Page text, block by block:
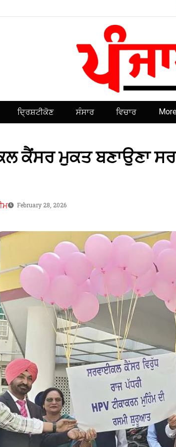
ਦ੍ਰਿਸ਼ਟੀਕੋਣ ਸੰਸਾਰ ਵਿਚਾਰ
ਕੈਂਸਰ ਮੁਕਤ ਬਣਾਉਣਾ
February 28, 2026